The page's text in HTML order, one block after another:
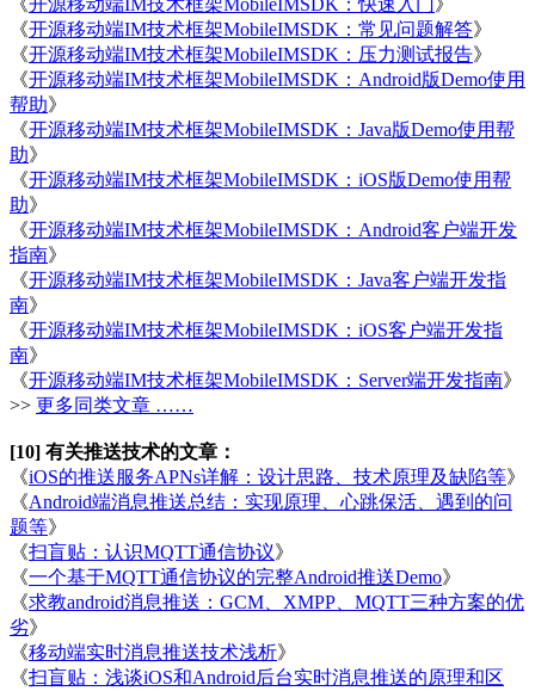
《开源移动端IM技术框架MobileIMSDK：快速入门》
《开源移动端IM技术框架MobileIMSDK：常见问题解答》
《开源移动端IM技术框架MobileIMSDK：压力测试报告》
《开源移动端IM技术框架MobileIMSDK：Android版Demo使用
帮助》
《开源移动端IM技术框架MobileIMSDK：Java版Demo使用帮
助》
《开源移动端IM技术框架MobileIMSDK：iOS版Demo使用帮
助》
《开源移动端IM技术框架MobileIMSDK：Android客户端开发
指南》
《开源移动端IM技术框架MobileIMSDK：Java客户端开发指
南》
《开源移动端IM技术框架MobileIMSDK：iOS客户端开发指
南》
《开源移动端IM技术框架MobileIMSDK：Server端开发指南》
>> 更多同类文章 ……
[10] 有关推送技术的文章：
《iOS的推送服务APNs详解：设计思路、技术原理及缺陷等》
《Android端消息推送总结：实现原理、心跳保活、遇到的问
题等》
《扫盲贴：认识MQTT通信协议》
《一个基于MQTT通信协议的完整Android推送Demo》
《求教android消息推送：GCM、XMPP、MQTT三种方案的优
劣》
《移动端实时消息推送技术浅析》
《扫盲贴：浅谈iOS和Android后台实时消息推送的原理和区